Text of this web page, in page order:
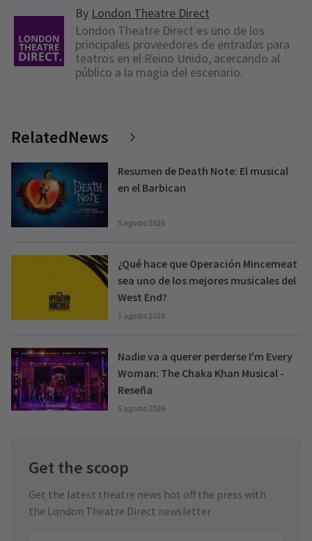
By London Theatre Direct
London Theatre Direct es uno de los
principales proveedores de entradas para
teatros en el Reino Unido, acercando al
público a la magia del escenario.
RelatedNews
Resumen de Death Note: El musical
en el Barbican
5 agosto 2026
¿Qué hace que Operación Mincemeat
sea uno de los mejores musicales del
West End?
5 agosto 2026
Nadie va a querer perderse I'm Every
Woman: The Chaka Khan Musical -
Reseña
5 agosto 2026
Get the scoop
Get the latest theatre news hot off the press with
the London Theatre Direct newsletter